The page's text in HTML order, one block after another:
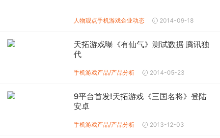
人物观点手机游戏企业动态 2014-09-18
天拓游戏曝《有仙气》测试数据 腾讯独
代
手机游戏产品/产品分析 2014-05-23
9平台首发!天拓游戏《三国名将》登陆
安卓
手机游戏产品/产品分析 2013-12-03